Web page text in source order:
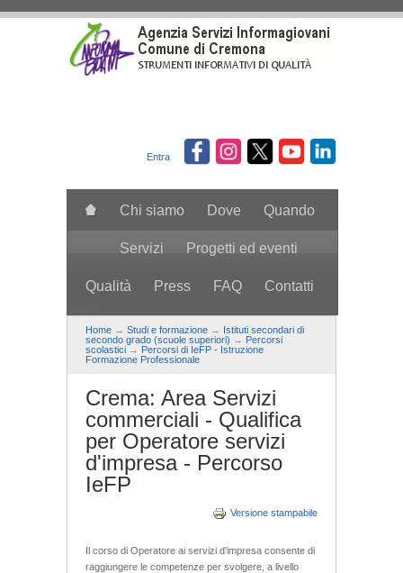
Entra
Chi siamo Dove Quando
Servizi Progetti ed eventi
Qualità Press FAQ Contatti
Home → Studi e formazione → Istituti secondari di
secondo grado (scuole superiori) → Percorsi
scolastici → Percorsi di IeFP - Istruzione
Formazione Professionale
Crema: Area Servizi
commerciali - Qualifica
per Operatore servizi
d'impresa - Percorso
IeFP
Versione stampabile
Il corso di Operatore ai servizi d'impresa consente di
raggiungere le competenze per svolgere, a livello